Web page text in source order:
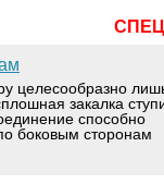
целесообразно
закалка
способно
боковым сторонам